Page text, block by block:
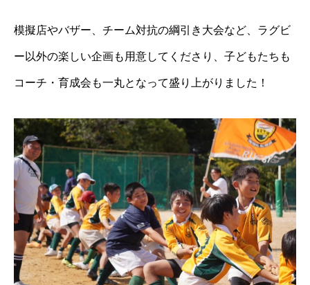
模擬店やバザー、チーム対抗の綱引き大会など、ラグビ
ー以外の楽しい企画も用意してくださり、子どもたちも
コーチ・育成会も一丸となって盛り上がりました！